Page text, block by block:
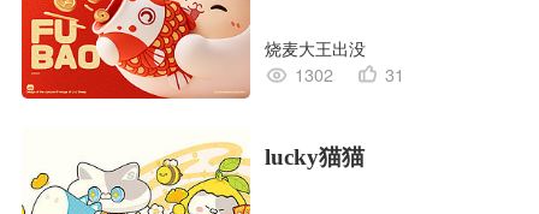
烧麦大王出没
1302
31
lucky猫猫